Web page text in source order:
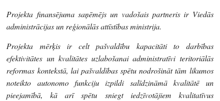
Projekta finansējuma saņēmējs un vadošais partneris ir Viedās
administrācijas un reģionālās attīstības ministrija.
Projekta mērķis ir celt pašvaldību kapacitāti to darbības
efektivitātes un kvalitātes uzlabošanai administratīvi teritoriālās
reformas kontekstā, lai pašvaldības spētu nodrošināt tām likumos
noteikto autonomo funkciju izpildi salīdzināmā kvalitātē un
pieejamībā, kā arī spētu sniegt iedzīvotājiem kvalitatīvus